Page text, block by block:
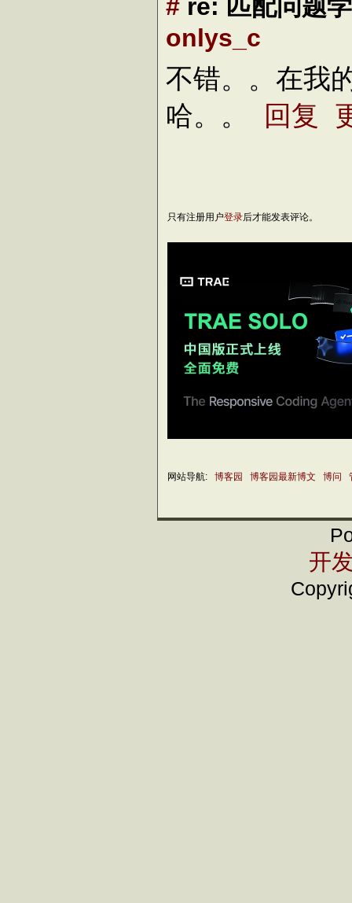
# re: 匹配问题
onlys_c
不错。。在我
哈。。
回复
只有注册用户登录后才能发表评论。
网站导航: 博客园 博客园最新博文 博问
开